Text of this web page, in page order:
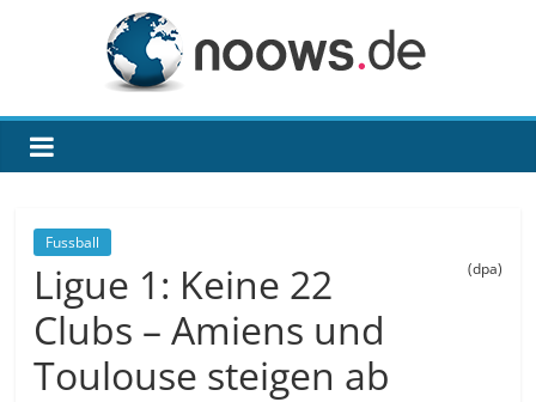
noows.de
Fussball
Ligue 1: Keine 22
Clubs – Amiens und
Toulouse steigen ab
(dpa)